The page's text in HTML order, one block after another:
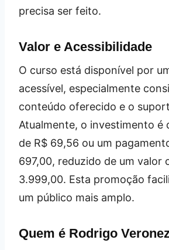
precisa ser feito.
Valor e Acessibilidade
O curso está disponível por
acessível, especialmente
conteúdo oferecido e o
Atualmente, o investimento é
de R$ 69,56 ou um
697,00, reduzido de um valor
3.999,00. Esta promoção
um público mais amplo.
Quem é Rodrigo